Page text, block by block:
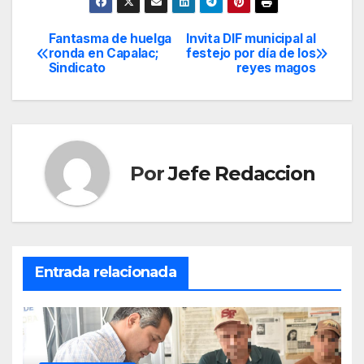
Navegación
de
Invita DIF municipal al
festejo por día de los
reyes magos
Fantasma de huelga
ronda en Capalac;
Sindicato
PorJefe Redaccion
Entrada relacionada